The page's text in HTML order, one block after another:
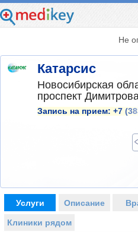
Не
Катарсис
Новосибирская
проспект
Запись на прием: +7
Услуги Описание
Клиники рядом